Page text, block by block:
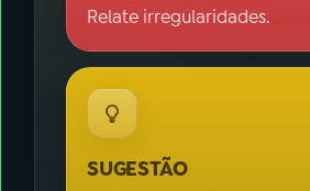
Relate irregularidades.
SUGESTÃO